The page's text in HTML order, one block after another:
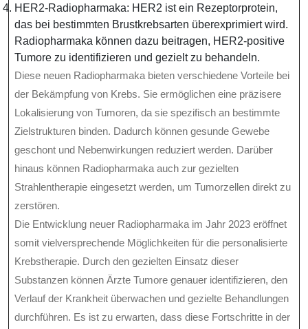
HER2-Radiopharmaka: HER2 ist ein Rezeptorprotein,
das bei bestimmten Brustkrebsarten überexprimiert wird.
Radiopharmaka können dazu beitragen, HER2-positive
Tumore zu identifizieren und gezielt zu behandeln.
Diese neuen Radiopharmaka bieten verschiedene Vorteile bei
der Bekämpfung von Krebs. Sie ermöglichen eine präzisere
Lokalisierung von Tumoren, da sie spezifisch an bestimmte
Zielstrukturen binden. Dadurch können gesunde Gewebe
geschont und Nebenwirkungen reduziert werden. Darüber
hinaus können Radiopharmaka auch zur gezielten
Strahlentherapie eingesetzt werden, um Tumorzellen direkt zu
zerstören.
Die Entwicklung neuer Radiopharmaka im Jahr 2023 eröffnet
somit vielversprechende Möglichkeiten für die personalisierte
Krebstherapie. Durch den gezielten Einsatz dieser
Substanzen können Ärzte Tumore genauer identifizieren, den
Verlauf der Krankheit überwachen und gezielte Behandlungen
durchführen. Es ist zu erwarten, dass diese Fortschritte in der